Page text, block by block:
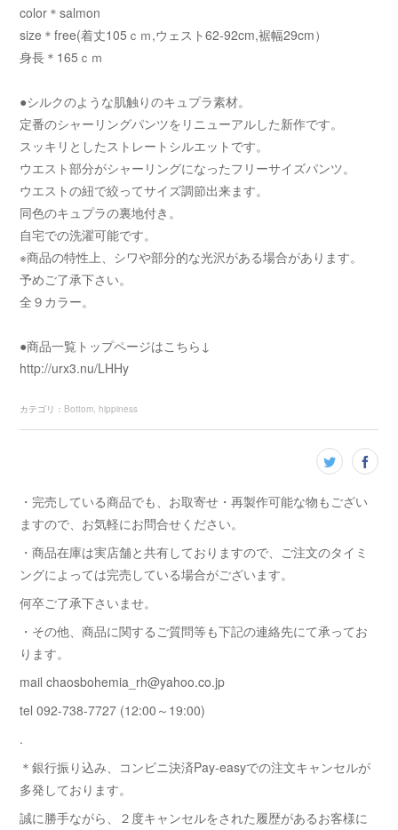
color＊salmon
size＊free(着丈105ｃｍ,ウェスト62-92cm,裾幅29cm）
身長＊165ｃｍ
●シルクのような肌触りのキュプラ素材。
定番のシャーリングパンツをリニューアルした新作です。
スッキリとしたストレートシルエットです。
ウエスト部分がシャーリングになったフリーサイズパンツ。
ウエストの紐で絞ってサイズ調節出来ます。
同色のキュプラの裏地付き。
自宅での洗濯可能です。
※商品の特性上、シワや部分的な光沢がある場合があります。
予めご了承下さい。
全９カラー。
●商品一覧トップページはこちら↓
http://urx3.nu/LHHy
カテゴリ ： Bottom hippiness
・完売している商品でも、お取寄せ・再製作可能な物もござい
ますので、お気軽にお問合せください。
・商品在庫は実店舗と共有しておりますので、ご注文のタイミ
ングによっては完売している場合がございます。
何卒ご了承下さいませ。
・その他、商品に関するご質問等も下記の連絡先にて承ってお
ります。
mail chaosbohemia_rh@yahoo.co.jp
tel 092-738-7727 (12:00～19:00)
.
＊銀行振り込み、コンビニ決済Pay-easyでの注文キャンセルが
多発しております。
誠に勝手ながら、２度キャンセルをされた履歴があるお客様に